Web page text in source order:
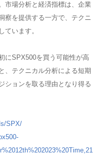
市場分析と経済指標は、企業
察を提供する一方で、テクニ
ています。
にSPX500を買う可能性が高
、テクニカル分析による短期
ションを取る理由となり得る
SPX/